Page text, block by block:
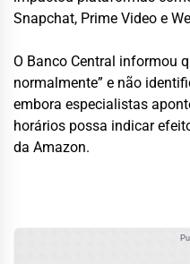
Snapchat, Prime Video e
O Banco Central informou
normalmente” e não
embora especialistas
horários possa indicar
da Amazon.